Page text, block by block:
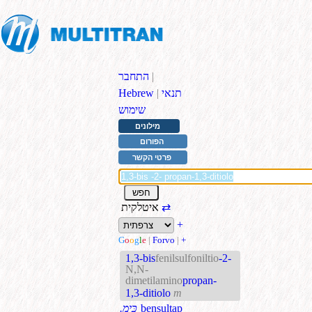
התחבר |
Hebrew | תנאי
שימוש
מילונים
הפורום
פרטי הקשר
⇄
+
Google | Forvo | +
1,3-bisfenilsulfoniltio-2-
N,N-
dimetilaminopropan-
1,3-ditiolo m
.כִּימ bensultap